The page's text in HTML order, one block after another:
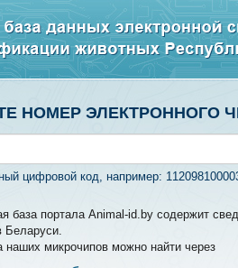
НОМЕР ЭЛЕКТРОННОГО
цифровой код, например:
база портала Animal-id.by содержит
Беларуси.
наших микрочипов можно найти через